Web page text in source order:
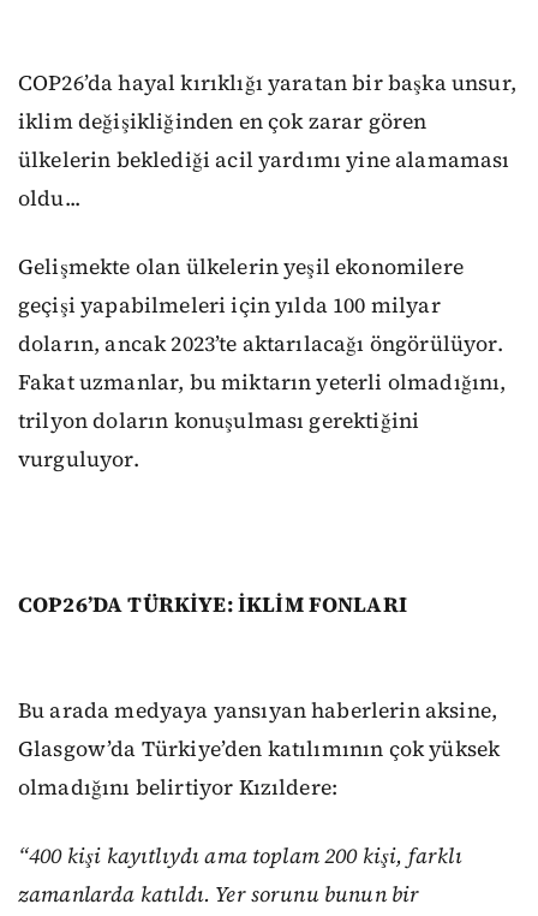
COP26’da hayal kırıklığı yaratan bir başka unsur,
iklim değişikliğinden en çok zarar gören
ülkelerin beklediği acil yardımı yine alamaması
oldu...
Gelişmekte olan ülkelerin yeşil ekonomilere
geçişi yapabilmeleri için yılda 100 milyar
doların, ancak 2023’te aktarılacağı öngörülüyor.
Fakat uzmanlar, bu miktarın yeterli olmadığını,
trilyon doların konuşulması gerektiğini
vurguluyor.
COP26’DA TÜRKİYE: İKLİM FONLARI
Bu arada medyaya yansıyan haberlerin aksine,
Glasgow’da Türkiye’den katılımının çok yüksek
olmadığını belirtiyor Kızıldere:
“400 kişi kayıtlıydı ama toplam 200 kişi, farklı
zamanlarda katıldı. Yer sorunu bunun bir